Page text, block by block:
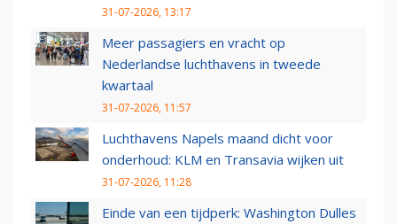
31-07-2026, 13:17
Meer passagiers en vracht op
Nederlandse luchthavens in tweede
kwartaal
31-07-2026, 11:57
Luchthavens Napels maand dicht voor
onderhoud: KLM en Transavia wijken uit
31-07-2026, 11:28
Einde van een tijdperk: Washington Dulles